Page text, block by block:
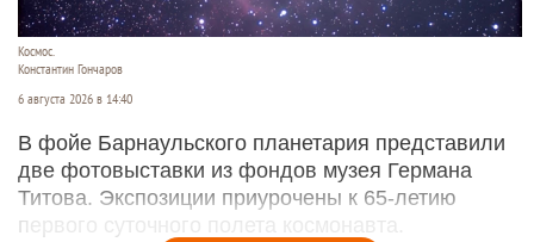
Космос.
Константин Гончаров
6 августа 2026 в 14:40
В фойе Барнаульского планетария представили
две фотовыставки из фондов музея Германа
Титова. Экспозиции приурочены к 65-летию
первого суточного полета космонавта.